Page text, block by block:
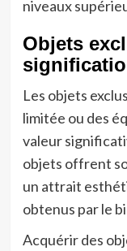
niveaux
Objets
Les objets
limitée ou des
valeur
objets offrent
un attrait
obtenus par le
Acquérir des